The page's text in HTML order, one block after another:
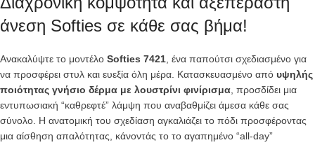
άνεση Softies σε κάθε σας βήμα!
Ανακαλύψτε το μοντέλο Softies 7421, ένα παπούτσι σχεδιασμένο για
να προσφέρει στυλ και ευεξία όλη μέρα. Κατασκευασμένο από υψηλής
ποιότητας γνήσιο δέρμα με λουστρίνι φινίρισμα, προσδίδει μια
εντυπωσιακή “καθρεφτέ” λάμψη που αναβαθμίζει άμεσα κάθε σας
σύνολο. Η ανατομική του σχεδίαση αγκαλιάζει το πόδι προσφέροντας
μια αίσθηση απαλότητας, κάνοντάς το το αγαπημένο “all-day”